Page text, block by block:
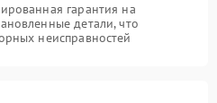
гарантия на
детали, что
неисправностей